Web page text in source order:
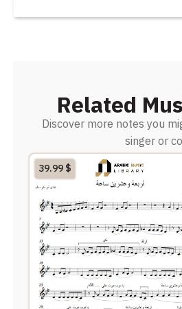
Related
Discover more notes you
singer or
39.99$